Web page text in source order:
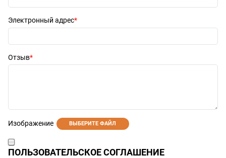
Электронный адрес
Отзыв
Изображение ВЫБЕРИТЕ ФАЙЛ
ПОЛЬЗОВАТЕЛЬСКОЕ СОГЛАШЕНИЕ